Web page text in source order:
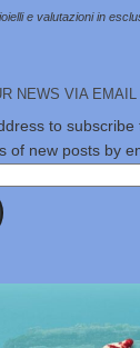
e valutazioni in
NEWS VIA EMAIL
to
of new posts by